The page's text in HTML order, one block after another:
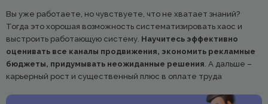
Вы уже работаете, но чувствуете, что не хватает знаний?
Тогда это хорошая возможность систематизировать хаос и
выстроить работающую систему. Научитесь эффективно
оценивать все каналы продвижения, экономить рекламные
бюджеты, придумывать неожиданные решения . А дальше –
карьерный рост и существенный плюс в оплате труда